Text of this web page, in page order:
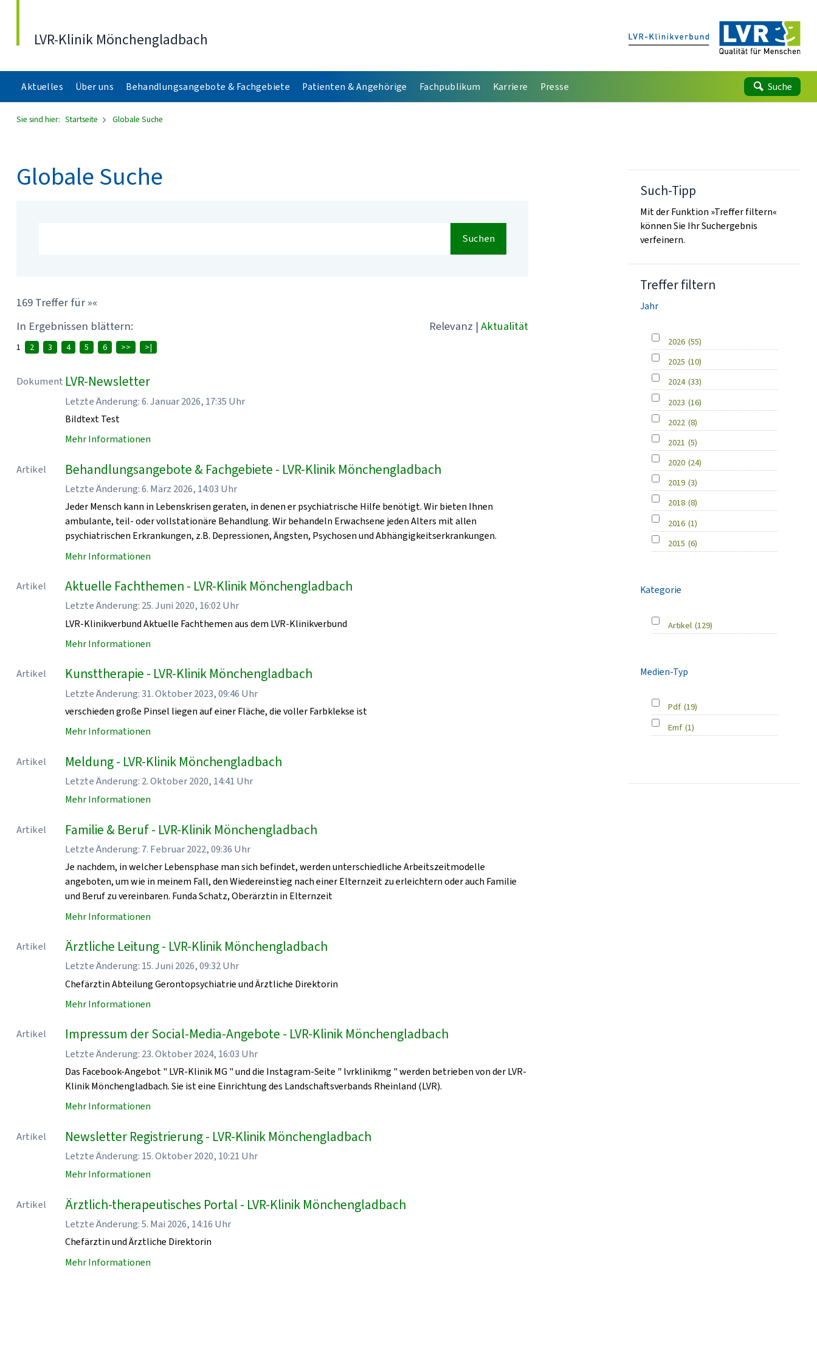
LVR-Klinik Mönchengladbach
Aktuelles Über uns Behandlungsangebote & Fachgebiete Patienten & Angehörige Fachpublikum Karriere Presse Suche
Sie sind hier: Startseite Globale Suche
Globale Suche
Suchen
169 Treffer für »«
In Ergebnissen blättern:
Relevanz | Aktualität
1 2 3 4 5 6 >> >|
Dokument LVR-Newsletter
Letzte Änderung: 6. Januar 2026, 17:35 Uhr
Bildtext Test
Mehr Informationen
Artikel Behandlungsangebote & Fachgebiete - LVR-Klinik Mönchengladbach
Letzte Änderung: 6. März 2026, 14:03 Uhr
Jeder Mensch kann in Lebenskrisen geraten, in denen er psychiatrische Hilfe benötigt. Wir bieten Ihnen
ambulante, teil- oder vollstationäre Behandlung. Wir behandeln Erwachsene jeden Alters mit allen
psychiatrischen Erkrankungen, z.B. Depressionen, Ängsten, Psychosen und Abhängigkeitserkrankungen.
Mehr Informationen
Artikel Aktuelle Fachthemen - LVR-Klinik Mönchengladbach
Letzte Änderung: 25. Juni 2020, 16:02 Uhr
LVR-Klinikverbund Aktuelle Fachthemen aus dem LVR-Klinikverbund
Mehr Informationen
Artikel Kunsttherapie - LVR-Klinik Mönchengladbach
Letzte Änderung: 31. Oktober 2023, 09:46 Uhr
verschieden große Pinsel liegen auf einer Fläche, die voller Farbklekse ist
Mehr Informationen
Artikel Meldung - LVR-Klinik Mönchengladbach
Letzte Änderung: 2. Oktober 2020, 14:41 Uhr
Mehr Informationen
Artikel Familie & Beruf - LVR-Klinik Mönchengladbach
Letzte Änderung: 7. Februar 2022, 09:36 Uhr
Je nachdem, in welcher Lebensphase man sich befindet, werden unterschiedliche Arbeitszeitmodelle
angeboten, um wie in meinem Fall, den Wiedereinstieg nach einer Elternzeit zu erleichtern oder auch Familie
und Beruf zu vereinbaren. Funda Schatz, Oberärztin in Elternzeit
Mehr Informationen
Artikel Ärztliche Leitung - LVR-Klinik Mönchengladbach
Letzte Änderung: 15. Juni 2026, 09:32 Uhr
Chefärztin Abteilung Gerontopsychiatrie und Ärztliche Direktorin
Mehr Informationen
Artikel Impressum der Social-Media-Angebote - LVR-Klinik Mönchengladbach
Letzte Änderung: 23. Oktober 2024, 16:03 Uhr
Das Facebook-Angebot " LVR-Klinik MG " und die Instagram-Seite " lvrklinikmg " werden betrieben von der LVR-
Klinik Mönchengladbach. Sie ist eine Einrichtung des Landschaftsverbands Rheinland (LVR).
Mehr Informationen
Artikel Newsletter Registrierung - LVR-Klinik Mönchengladbach
Letzte Änderung: 15. Oktober 2020, 10:21 Uhr
Mehr Informationen
Artikel Ärztlich-therapeutisches Portal - LVR-Klinik Mönchengladbach
Letzte Änderung: 5. Mai 2026, 14:16 Uhr
Chefärztin und Ärztliche Direktorin
Mehr Informationen
Such-Tipp
Mit der Funktion »Treffer filtern«
können Sie Ihr Suchergebnis
verfeinern.
Treffer filtern
Jahr
2026 (55)
2025 (10)
2024 (33)
2023 (16)
2022 (8)
2021 (5)
2020 (24)
2019 (3)
2018 (8)
2016 (1)
2015 (6)
Kategorie
Artikel (129)
Medien-Typ
Pdf (19)
Emf (1)